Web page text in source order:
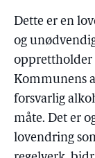
Dette er en
og
opprettholder
Kommunens
forsvarlig
måte. Det er
lovendring